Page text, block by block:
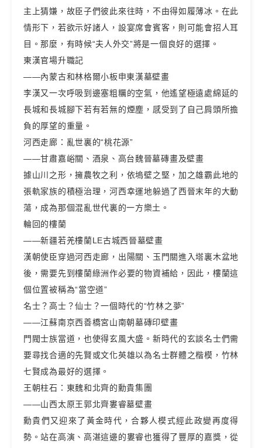
主上猜嫌，故臣子們彼此來往時，不由得如履薄冰。在此
情形下，若欲示好諸人，設宴席會賓客，則可能會招人耳
目。那麼，有時候“夫人外交”將是一個良好的選擇。
東漢官場升職記
——內蒙古和林格爾小板申東漢墓壁畫
李漢又一次呼吸到邊塞粗糲的空氣，他遙望極遠處綿延的
長城和長城腳下若有若無的煙塵，感受到了自己肩頭所擔
負的厚望的重量。
河西走廊：亂世裏的“桃花源”
——甘肅嘉峪關、酒泉、高台魏晉墓磚畫及壁畫
據山川之形，擁農牧之利，依塢壁之堅，加之雄霸此地的
張軌家族的積極治理，河西幸運地躲過了西晉末年的大動
蕩，成為那個混亂世代裏的一方樂土。
輪回的樓蘭
——新疆若羌樓蘭LE古城西晉墓壁畫
漢朝使臣穿過河西走廊，出陽關、玉門關進入塔裏木盆地
後，需要先到樓蘭綠洲作必要的物資補給，因此，樓蘭這
個位置被稱為“當空道”
名士？高士？仙士？一個時代的“竹林之夢”
——江蘇南京西善橋宮山南朝墓磚印壁畫
門閥士族當道，也使得玄風大盛。新時代的玄談名士們需
要尋找合適的先賢或文化英雄以為名士群體之楷模，竹林
七賢成為最好的選擇。
王朝柱石：東魏和北齊的勳貴集團
——山西太原王郭北齊婁睿墓壁畫
勳貴們又迎來了黃金時代，合夥人模式經此政變再度得
勢。站在高演、高湛這邊的婁睿也獲得了豐厚的嘉獎，從